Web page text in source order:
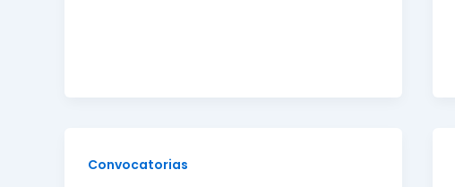
Convocatorias